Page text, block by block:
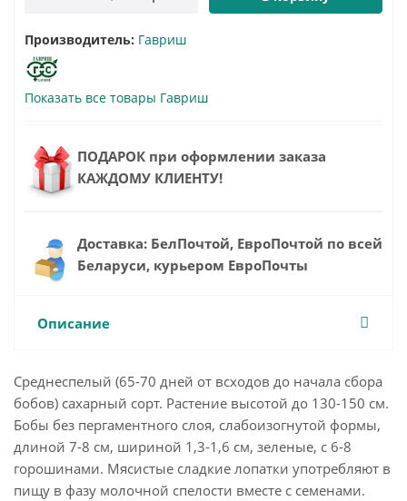
Производитель: Гавриш
Показать все товары Гавриш
ПОДАРОК при оформлении заказа
КАЖДОМУ КЛИЕНТУ!
Доставка: БелПочтой, ЕвроПочтой по всей
Беларуси, курьером ЕвроПочты
Описание
Среднеспелый (65-70 дней от всходов до начала сбора
бобов) сахарный сорт. Растение высотой до 130-150 см.
Бобы без пергаментного слоя, слабоизогнутой формы,
длиной 7-8 см, шириной 1,3-1,6 см, зеленые, с 6-8
горошинами. Мясистые сладкие лопатки употребляют в
пищу в фазу молочной спелости вместе с семенами.